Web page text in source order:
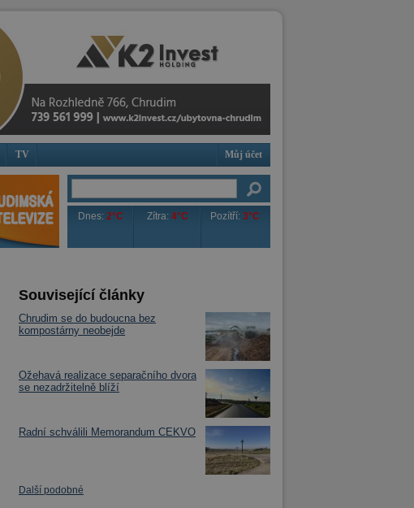
TV Můj účet
Dnes:2°C Zítra:4°C Pozítří: 3°C
Související články
Chrudim se do budoucna bez
kompostárny neobejde
Ožehavá realizace separačního dvora
se nezadržitelně blíží
Radní schválili Memorandum CEKVO
Další podobné